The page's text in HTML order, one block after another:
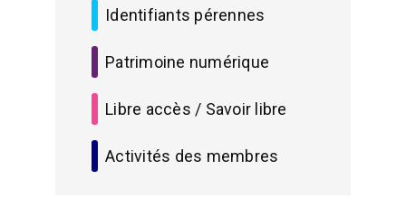
Identifiants pérennes
Patrimoine numérique
Libre accès / Savoir libre
Activités des membres